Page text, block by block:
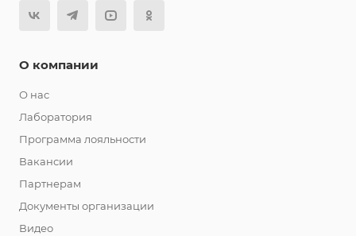
О компании
О нас
Лаборатория
Программа лояльности
Вакансии
Партнерам
Документы организации
Видео